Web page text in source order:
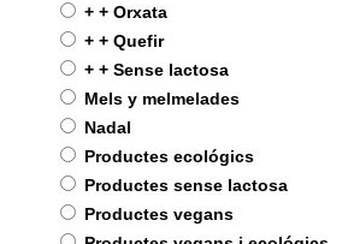
+ + Orxata
+ + Quefir
+ + Sense lactosa
Mels y melmelades
Nadal
Productes ecológics
Productes sense lactosa
Productes vegans